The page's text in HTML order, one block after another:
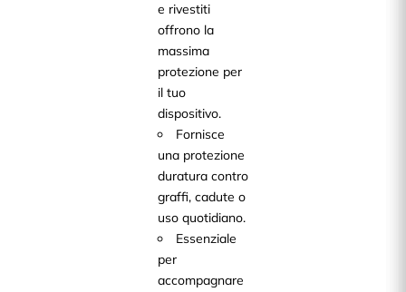
e rivestiti
offrono la
massima
protezione per
il tuo
dispositivo.
Fornisce
una protezione
duratura contro
graffi, cadute o
uso quotidiano.
Essenziale
per
accompagnare